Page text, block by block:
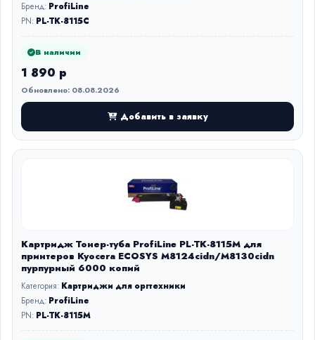
Бренд: ProfiLine
PN: PL-TK-8115C
В наличии
1 890 р
Обновлено: 08.08.2026
Добавить в заявку
Картридж Тонер-туба ProfiLine PL-TK-8115M для
принтеров Kyocera ECOSYS M8124cidn/M8130cidn
пурпурный 6000 копий
Категория: Картриджи для оргтехники
Бренд: ProfiLine
PN: PL-TK-8115M